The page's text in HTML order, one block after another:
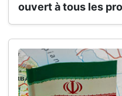
ouvert à tous les